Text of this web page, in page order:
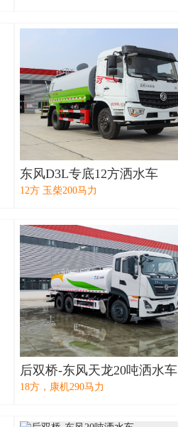
东风D3L专底12方洒水车
12方 玉柴200马力
后双桥-东风天龙20吨洒水车
18方，康机290马力